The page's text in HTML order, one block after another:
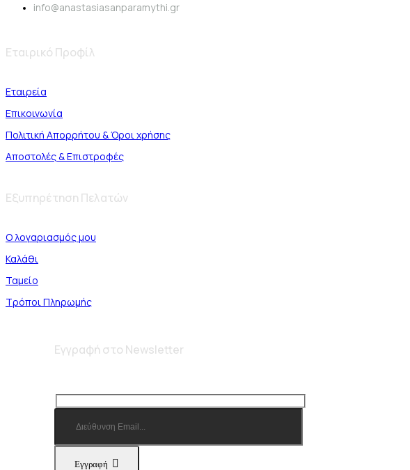
info@anastasiasanparamythi.gr
Εταιρικό Προφίλ
Εταιρεία
Επικοινωνία
Πολιτική Απορρήτου & Όροι χρήσης
Αποστολές & Επιστροφές
Εξυπηρέτηση Πελατών
Ο λογαριασμός μου
Καλάθι
Ταμείο
Τρόποι Πληρωμής
Εγγραφή στο Newsletter
Εγγραφή